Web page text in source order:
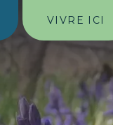
VIVRE ICI